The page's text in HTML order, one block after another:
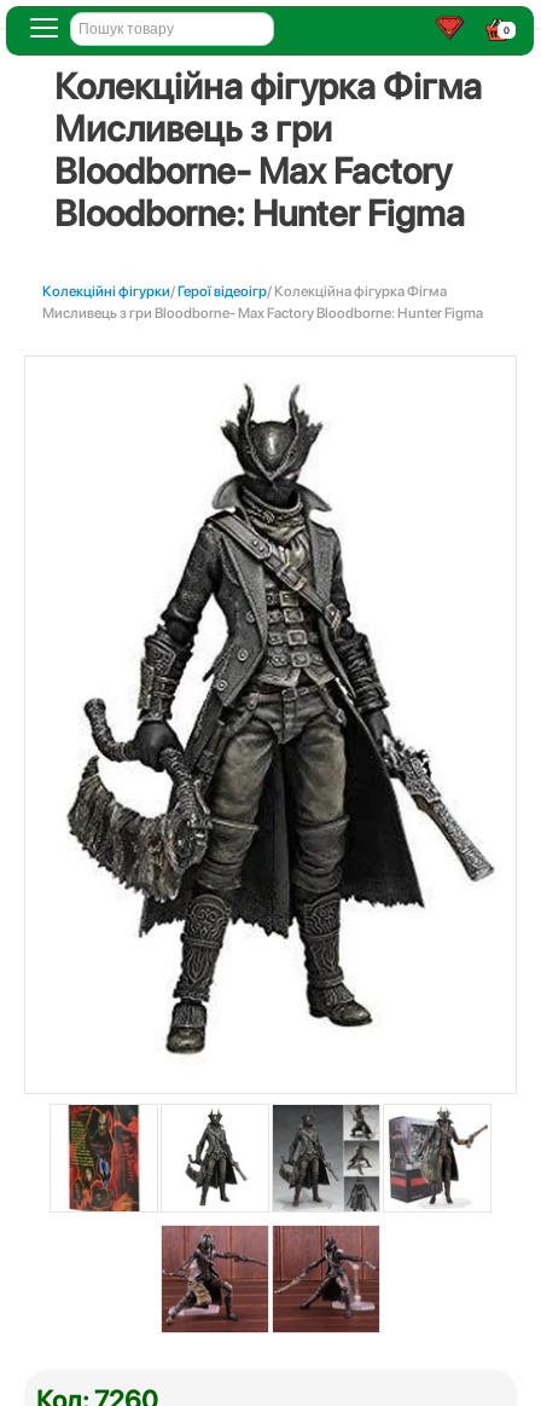
0
Колекційна фігурка Фігма
Мисливець з гри
Bloodborne- Max Factory
Bloodborne: Hunter Figma
Колекційні фігурки/Герої відеоігр/ Колекційна фігурка Фігма
Мисливець з гри Bloodborne- Max Factory Bloodborne: Hunter Figma